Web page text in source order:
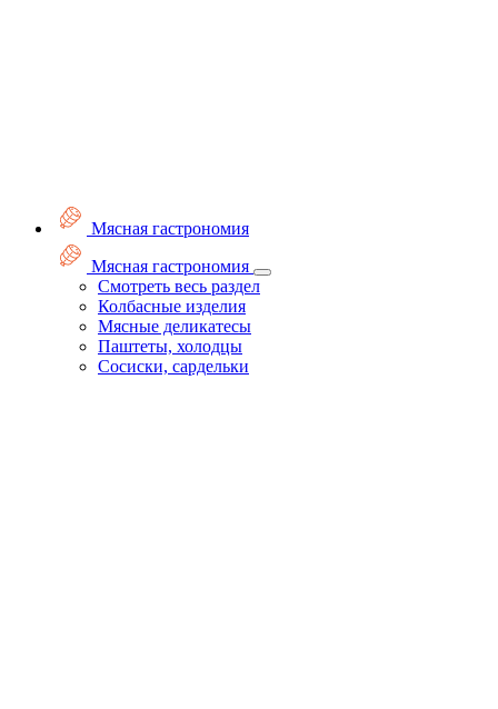
Мясная гастрономия
Мясная гастрономия
Смотреть весь раздел
Колбасные изделия
Мясные деликатесы
Паштеты, холодцы
Сосиски, сардельки